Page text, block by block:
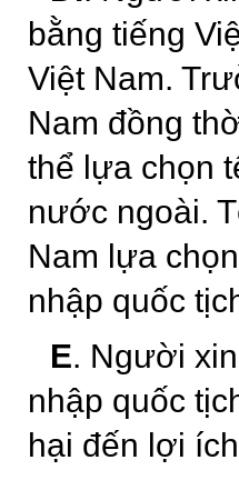
bằng tiếng
Việt Nam.
Nam đồng
thể lựa chọn
nước ngoài.
Nam lựa
nhập quốc
E. Người
nhập quốc
hại đến lợi